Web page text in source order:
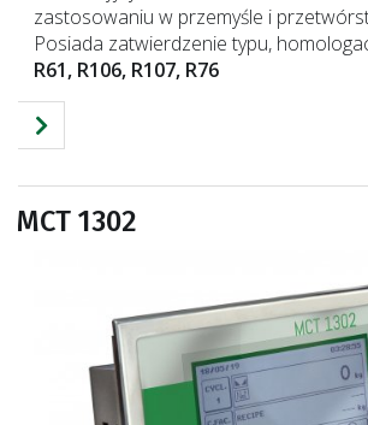
zastosowaniu w przemyśle i
Posiada zatwierdzenie typu,
R61, R106, R107, R76
MCT 1302